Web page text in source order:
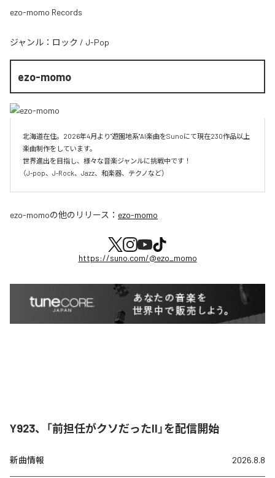
ezo-momo Records
ジャンル： ロック / J-Pop
ezo-momo
北海道在住。2026年4月より"遊園地系"AI楽曲をSunoにて現在230作品以上
楽曲制作をしています。
世界進出を目指し、様々な音楽ジャンルに挑戦中です！
（J-pop、J-Rock、Jazz、和楽器、テクノなど）
ezo-momoの他のリリース： ezo-momo
https://suno.com/@ezo_momo
Y923、「前担任がクソだったII」を配信開始
新曲情報 2026.8.8